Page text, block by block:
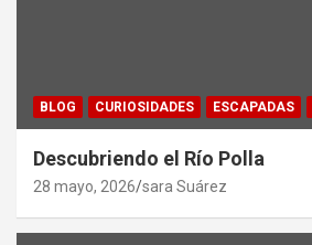
BLOG CURIOSIDADES ESCAPADAS
Descubriendo el Río Polla
28 mayo, 2026 sara Suárez